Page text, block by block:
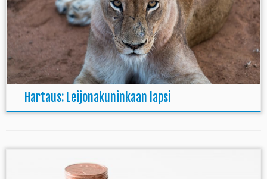
Hartaus: Leijonakuninkaan lapsi